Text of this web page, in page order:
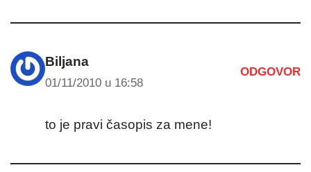
Biljana
01/11/2010 u 16:58
ODGOVOR
to je pravi časopis za mene!